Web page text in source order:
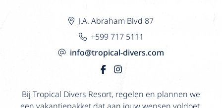
J.A. Abraham Blvd 87
+599 717 5111
info@tropical-divers.com
Bij Tropical Divers Resort, regelen en plannen we